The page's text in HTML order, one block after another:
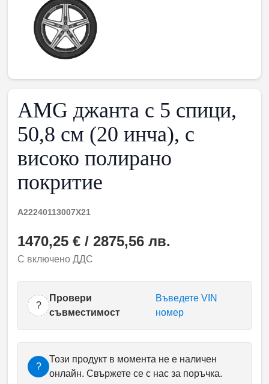
AMG джанта с 5 спици,
50,8 см (20 инча), с
високо полирано
покритие
A22240113007X21
1470,25 € / 2875,56 лв.
С включено ДДС
?
Провери
съвместимост
Въведете VIN
номер
?
Този продукт в момента не е наличен
онлайн. Свържете се с нас за поръчка.